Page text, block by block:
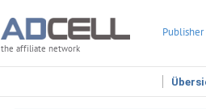
the affiliate network
Publisher